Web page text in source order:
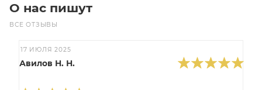
О нас пишут
ВСЕ ОТЗЫВЫ
17 ИЮЛЯ 2025
Авилов Н. Н.